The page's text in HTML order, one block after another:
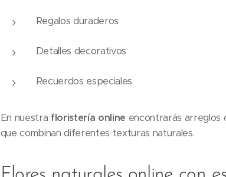
Regalos duraderos
Detalles decorativos
Recuerdos especiales
En nuestra floristería online encontrarás arreglos
que combinan diferentes texturas naturales.